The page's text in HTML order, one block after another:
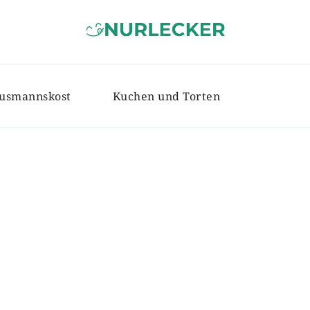
Kuchen und Torten